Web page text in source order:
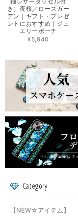
き）夜桜／ローズガー
デン｜ギフト・プレゼ
ントにおすすめ｜ジュ
エリーポーチ
¥5,940
Category
【NEW☆アイテム】